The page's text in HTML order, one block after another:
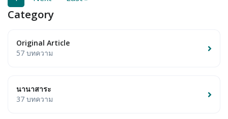
Category
Original Article
57 บทความ
นานาสาระ
37 บทความ